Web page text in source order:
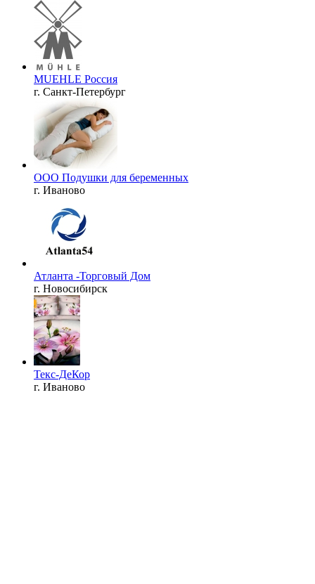
MUEHLE Россия
г. Санкт-Петербург
ООО Подушки для беременных
г. Иваново
Атланта -Торговый Дом
г. Новосибирск
Текс-ДеКор
г. Иваново